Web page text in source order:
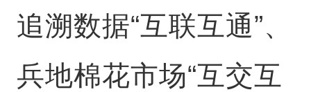
追溯数据“互联互通”、
兵地棉花市场“互交互